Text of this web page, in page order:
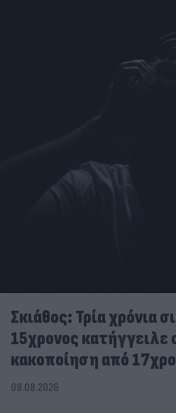
Σκιάθος: Τρία χρόνια
15χρονος κατήγγειλε
κακοποίηση από
09.08.2026